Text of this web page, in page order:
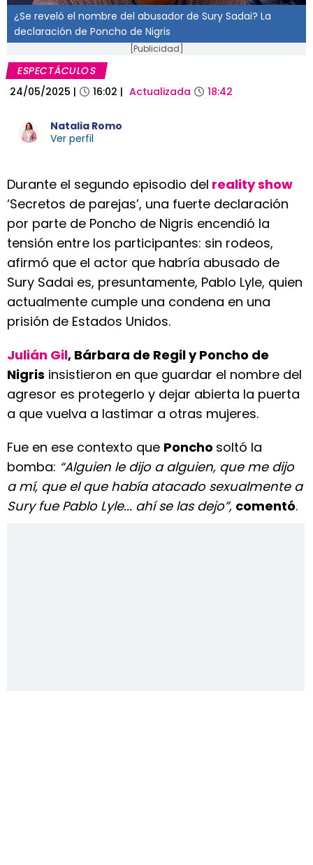
¿Se reveló el nombre del abusador de Sury Sadai? La
declaración de Poncho de Nigris
[Publicidad]
ESPECTÁCULOS
24/05/2025 | 16:02 | Actualizada 18:42
Natalia Romo
Ver perfil
Durante el segundo episodio del reality show
‘Secretos de parejas’, una fuerte declaración
por parte de Poncho de Nigris encendió la
tensión entre los participantes: sin rodeos,
afirmó que el actor que habría abusado de
Sury Sadai es, presuntamente, Pablo Lyle, quien
actualmente cumple una condena en una
prisión de Estados Unidos.
Julián Gil, Bárbara de Regil y Poncho de
Nigris insistieron en que guardar el nombre del
agresor es protegerlo y dejar abierta la puerta
a que vuelva a lastimar a otras mujeres.
Fue en ese contexto que Poncho soltó la
bomba: “Alguien le dijo a alguien, que me dijo
a mí, que el que había atacado sexualmente a
Sury fue Pablo Lyle... ahí se las dejo”, comentó.